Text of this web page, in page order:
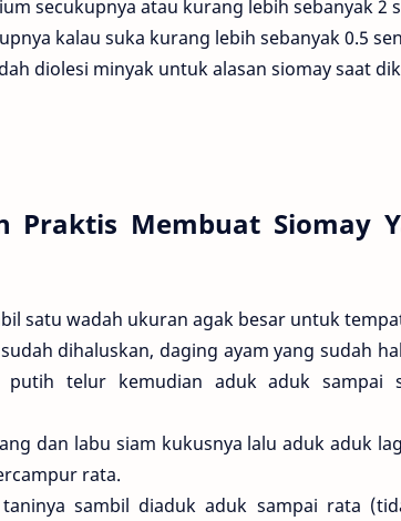
secukupnya atau kurang lebih sebanyak 2
kalau suka kurang lebih sebanyak 0.5
diolesi minyak untuk alasan siomay saat
Praktis Membuat Siomay
satu wadah ukuran agak besar untuk
dihaluskan, daging ayam yang sudah
putih telur kemudian aduk aduk sampai
dan labu siam kukusnya lalu aduk aduk
rata.
sambil diaduk aduk sampai rata